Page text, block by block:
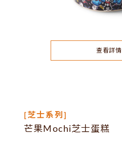
查看詳情
[芝士系列]
芒果Mochi芝士蛋糕